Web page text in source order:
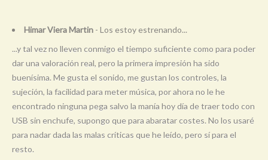
Himar Viera Martin - Los estoy estrenando...
...y tal vez no lleven conmigo el tiempo suficiente como para poder
dar una valoración real, pero la primera impresión ha sido
buenísima. Me gusta el sonido, me gustan los controles, la
sujeción, la facilidad para meter música, por ahora no le he
encontrado ninguna pega salvo la manía hoy día de traer todo con
USB sin enchufe, supongo que para abaratar costes. No los usaré
para nadar dada las malas críticas que he leído, pero sí para el
resto.